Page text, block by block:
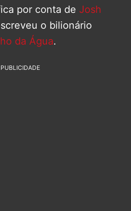
por conta de Josh
o bilionário
da Água.
PUBLICIDADE